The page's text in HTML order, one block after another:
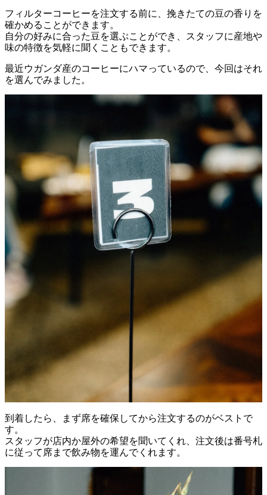
フィルターコーヒーを注文する前に、 挽きたての豆の香り を
確かめる こと ができ ます。
自分の好みに合った豆を選ぶこと ができ、 スタッフに産地や
味の特徴を気軽に聞く こと もでき ます。
最近ウガンダ産のコーヒーにハマっているので、 今回はそれ
を選んでみ ま した。
到着したら、 まず席を確保 してから注文するのがベスト で
す。
スタッフが店内か屋外の希望を聞いてく れ、 注文後は番号札
に従って 席まで飲み物を運んでく れ ます。